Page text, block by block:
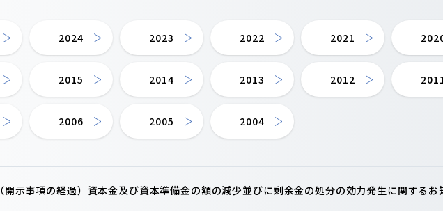
2024 2023 2022 2021
2015 2014 2013 2012
2006 2005 2004
（開示事項の経過）資本金及び資本準備金の額の減少並びに剰余金の処分の効力発生に関するお